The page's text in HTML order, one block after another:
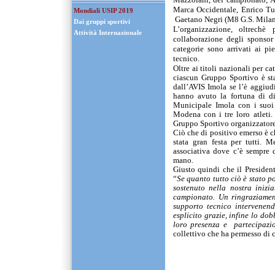
Mondiali USIP 2019
Dai gruppi sportivi
Attività Internazionale
Marca Occidentale, Enrico
Gaetano Negri (M8 G.S.
L’organizzazione,
collaborazione degli
categorie sono arrivati ai
tecnico.
Oltre ai titoli nazionali per
ciascun Gruppo Sportivo è
dall’AVIS Imola se l’è
hanno avuto la fortuna di
Municipale Imola con i
Modena con i tre loro
Gruppo Sportivo
Ciò che di positivo emerso è
stata gran festa per tutti.
associativa dove c’è
mano.
Giusto quindi che il
“Se quanto tutto ciò è stato
sostenuto nella nostra
campionato. Un
supporto tecnico
esplicito grazie, infine lo
loro presenza e
collettivo che ha permesso di